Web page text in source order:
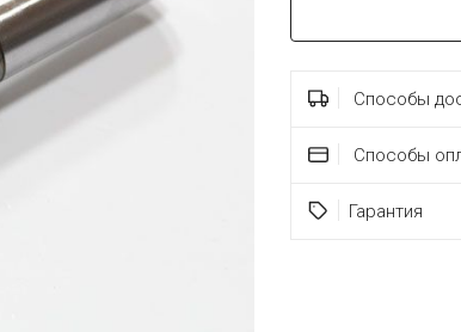
Способы
Способы
Гарантия